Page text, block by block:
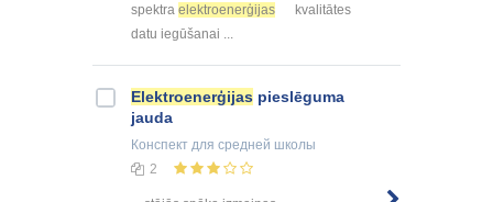
spektra elektroenerģijas
kvalitātes
datu iegūšanai ...
Elektroenerģijas pieslēguma
jauda
Конспект для средней школы
2